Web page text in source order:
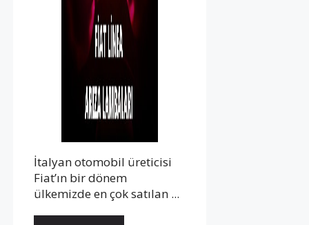
İtalyan otomobil üreticisi
Fiat’ın bir dönem
ülkemizde en çok satılan ...